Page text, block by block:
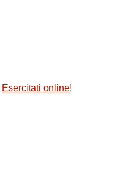
Esercitati online!